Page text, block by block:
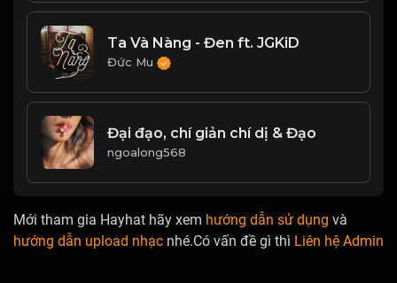
Ta Và Nàng - Đen ft. JGKiD
Đức Mu
Đại đạo, chí giản chí dị & Đạo
ngoalong568
Mới tham gia Hayhat hãy xem hướng dẫn sử dụng và
hướng dẫn upload nhạc nhé.Có vấn đề gì thì Liên hệ Admin